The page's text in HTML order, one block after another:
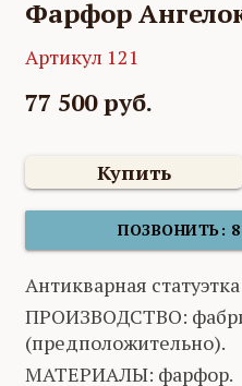
Фарфор
Артикул 121
77 500 руб.
Купить
ПОЗВОНИТЬ: 8
Антикварная
ПРОИЗВОДСТВО:
(предположительно).
МАТЕРИАЛЫ: фарфор.